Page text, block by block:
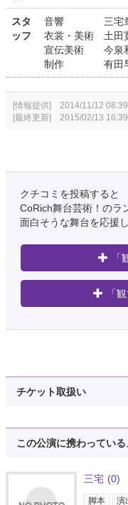
スタ
ッフ
音響 三宅章
衣裳・美術 土田
宣伝美術 今泉
制作 有田
[情報提供] 2014/11/12
[最終更新] 2015/02/13
クチコミを投稿すると
CoRich舞台芸術！のラ
面白そうな舞台を応援
「
チケット取扱い
この公演に携わってい
三宅 (0)
脚本 演